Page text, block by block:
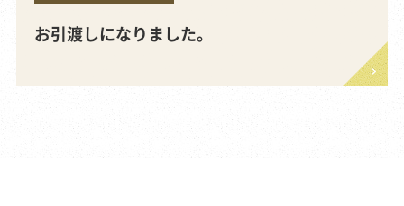
お引渡しになりました。